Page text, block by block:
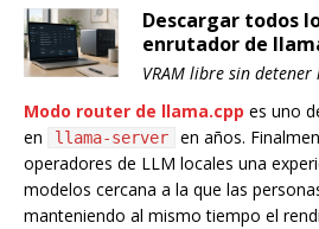
Descargar todos
enrutador de
VRAM libre sin detener
Modo router de llama.cpp es uno
en
llama-server
en años.
operadores de LLM locales una
modelos cercana a la que las
manteniendo al mismo tiempo el